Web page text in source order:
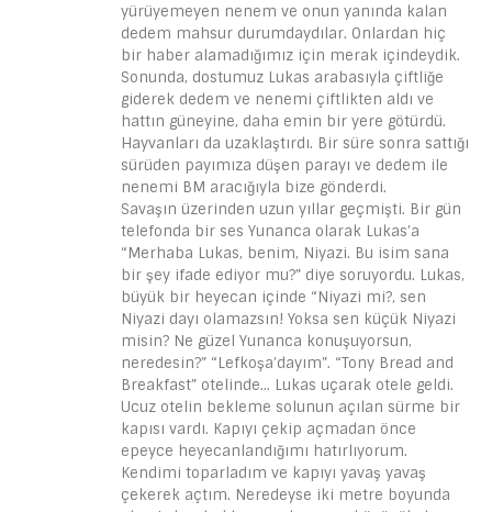
yürüyemeyen nenem ve onun yanında kalan
dedem mahsur durumdaydılar. Onlardan hiç
bir haber alamadığımız için merak içindeydik.
Sonunda, dostumuz Lukas arabasıyla çiftliğe
giderek dedem ve nenemi çiftlikten aldı ve
hattın güneyine, daha emin bir yere götürdü.
Hayvanları da uzaklaştırdı. Bir süre sonra sattığı
sürüden payımıza düşen parayı ve dedem ile
nenemi BM aracığıyla bize gönderdi.
Savaşın üzerinden uzun yıllar geçmişti. Bir gün
telefonda bir ses Yunanca olarak Lukas’a
“Merhaba Lukas, benim, Niyazi. Bu isim sana
bir şey ifade ediyor mu?” diye soruyordu. Lukas,
büyük bir heyecan içinde “Niyazi mi?, sen
Niyazi dayı olamazsın! Yoksa sen küçük Niyazi
misin? Ne güzel Yunanca konuşuyorsun,
neredesin?” “Lefkoşa’dayım”. “Tony Bread and
Breakfast” otelinde… Lukas uçarak otele geldi.
Ucuz otelin bekleme solunun açılan sürme bir
kapısı vardı. Kapıyı çekip açmadan önce
epeyce heyecanlandığımı hatırlıyorum.
Kendimi toparladım ve kapıyı yavaş yavaş
çekerek açtım. Neredeyse iki metre boyunda